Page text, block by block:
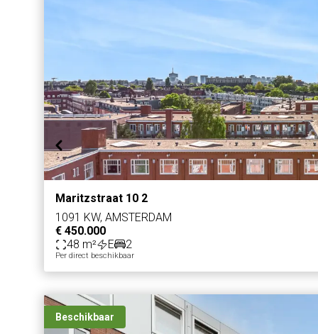
Maritzstraat 10 2
1091 KW, AMSTERDAM
€ 450.000
48 m²
E 2
Per direct beschikbaar
Beschikbaar